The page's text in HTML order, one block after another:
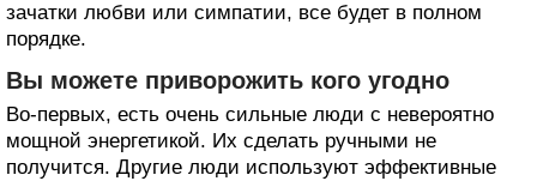
зачатки любви или симпатии, все будет в полном
порядке.
Вы можете приворожить кого угодно
Во-первых, есть очень сильные люди с невероятно
мощной энергетикой. Их сделать ручными не
получится. Другие люди используют эффективные